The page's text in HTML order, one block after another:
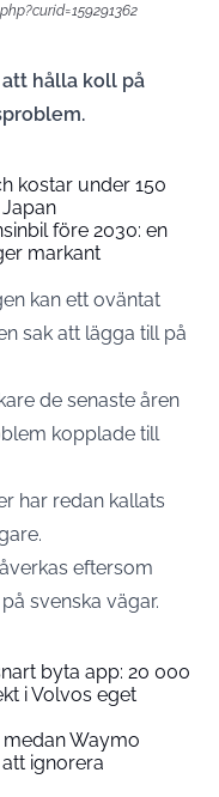
att hålla koll på
kostar under 150
före 2030: en
markant
kan ett oväntat
sak att lägga till på
de senaste åren
kopplade till
har redan kallats
eftersom
svenska vägar.
byta app: 20 000
i Volvos eget
Waymo
ignorera